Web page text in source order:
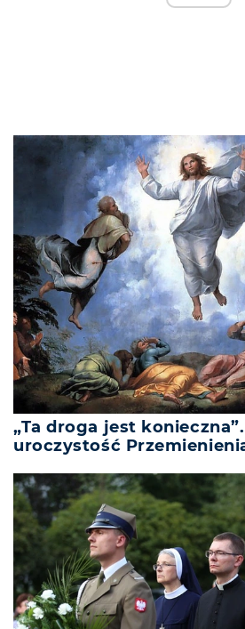
„Ta droga jest
uroczystość